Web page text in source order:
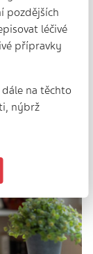
lidé ze
pozdějších
léčivé
přípravky
na těchto
nýbrž